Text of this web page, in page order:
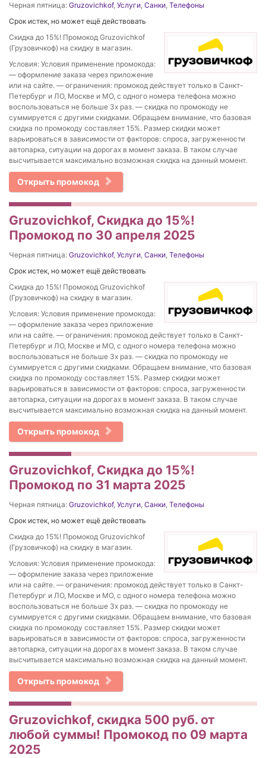
Черная пятница: Gruzovichkof, Услуги, Санки, Телефоны
Срок истек, но может ещё действовать
Скидка до 15%! Промокод Gruzovichkof
(Грузовичкоф) на скидку в магазин.
Условия: Условия применение промокода:
— оформление заказа через приложение
или на сайте. — ограничения: промокод действует только в Санкт-
Петербург и ЛО, Москве и МО, с одного номера телефона можно
воспользоваться не больше 3х раз. — скидка по промокоду не
суммируется с другими скидками. Обращаем внимание, что базовая
скидка по промокоду составляет 15%. Размер скидки может
варьироваться в зависимости от факторов: спроса, загруженности
автопарка, ситуации на дорогах в момент заказа. В таком случае
высчитывается максимально возможная скидка на данный момент.
Открыть промокод
Gruzovichkof, Скидка до 15%!
Промокод по 30 апреля 2025
Черная пятница: Gruzovichkof, Услуги, Санки, Телефоны
Срок истек, но может ещё действовать
Скидка до 15%! Промокод Gruzovichkof
(Грузовичкоф) на скидку в магазин.
Условия: Условия применение промокода:
— оформление заказа через приложение
или на сайте. — ограничения: промокод действует только в Санкт-
Петербург и ЛО, Москве и МО, с одного номера телефона можно
воспользоваться не больше 3х раз. — скидка по промокоду не
суммируется с другими скидками. Обращаем внимание, что базовая
скидка по промокоду составляет 15%. Размер скидки может
варьироваться в зависимости от факторов: спроса, загруженности
автопарка, ситуации на дорогах в момент заказа. В таком случае
высчитывается максимально возможная скидка на данный момент.
Открыть промокод
Gruzovichkof, Скидка до 15%!
Промокод по 31 марта 2025
Черная пятница: Gruzovichkof, Услуги, Санки, Телефоны
Срок истек, но может ещё действовать
Скидка до 15%! Промокод Gruzovichkof
(Грузовичкоф) на скидку в магазин.
Условия: Условия применение промокода:
— оформление заказа через приложение
или на сайте. — ограничения: промокод действует только в Санкт-
Петербург и ЛО, Москве и МО, с одного номера телефона можно
воспользоваться не больше 3х раз. — скидка по промокоду не
суммируется с другими скидками. Обращаем внимание, что базовая
скидка по промокоду составляет 15%. Размер скидки может
варьироваться в зависимости от факторов: спроса, загруженности
автопарка, ситуации на дорогах в момент заказа. В таком случае
высчитывается максимально возможная скидка на данный момент.
Открыть промокод
Gruzovichkof, скидка 500 руб. от
любой суммы! Промокод по 09 марта
2025